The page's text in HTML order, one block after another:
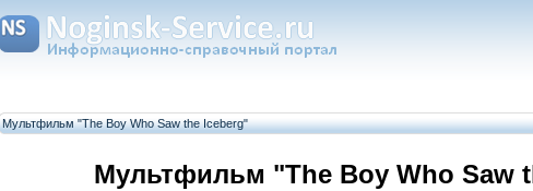
Мультфильм "The Boy Who Saw the Iceberg"
Мультфильм "The Boy Who Saw